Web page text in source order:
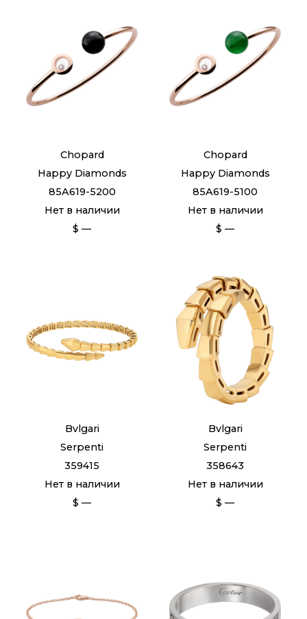
Chopard
Happy Diamonds
85A619-5200
Нет в наличии
$ —
Chopard
Happy Diamonds
85A619-5100
Нет в наличии
$ —
Bvlgari
Serpenti
359415
Нет в наличии
$ —
Bvlgari
Serpenti
358643
Нет в наличии
$ —